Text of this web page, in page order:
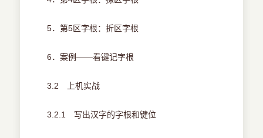
5．第5区字根：折区字根
6．案例——看键记字根
3.2 上机实战
3.2.1 写出汉字的字根和键位